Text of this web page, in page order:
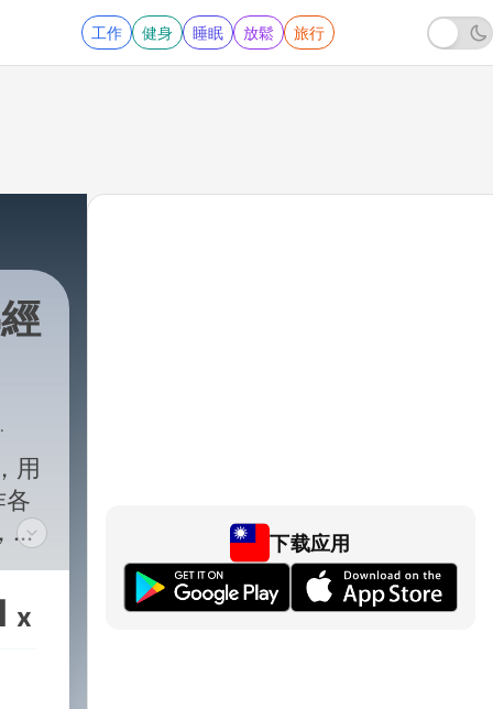
工作 健身 睡眠 放鬆 旅行
用
各
平
x
下载应用